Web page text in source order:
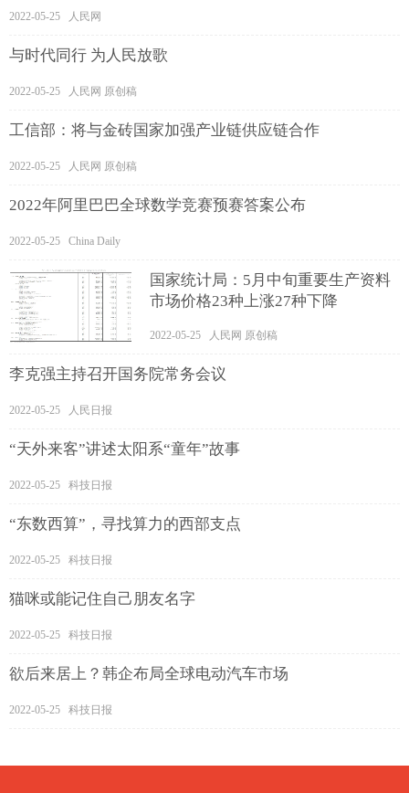
2022-05-25 人民网
与时代同行 为人民放歌
2022-05-25 人民网 原创稿
工信部：将与金砖国家加强产业链供应链合作
2022-05-25 人民网 原创稿
2022年阿里巴巴全球数学竞赛预赛答案公布
2022-05-25 China Daily
国家统计局：5月中旬重要生产资料
市场价格23种上涨27种下降
2022-05-25 人民网 原创稿
李克强主持召开国务院常务会议
2022-05-25 人民日报
“天外来客”讲述太阳系“童年”故事
2022-05-25 科技日报
“东数西算”，寻找算力的西部支点
2022-05-25 科技日报
猫咪或能记住自己朋友名字
2022-05-25 科技日报
欲后来居上？韩企布局全球电动汽车市场
2022-05-25 科技日报